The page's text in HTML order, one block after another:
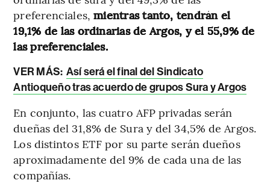
preferenciales, mientras tanto, tendrán el
19,1% de las ordinarias de Argos, y el 55,9% de
las preferenciales.
VER MÁS: Así será el final del Sindicato
Antioqueño tras acuerdo de grupos Sura y Argos
En conjunto, las cuatro AFP privadas serán
dueñas del 31,8% de Sura y del 34,5% de Argos.
Los distintos ETF por su parte serán dueños
aproximadamente del 9% de cada una de las
compañías.